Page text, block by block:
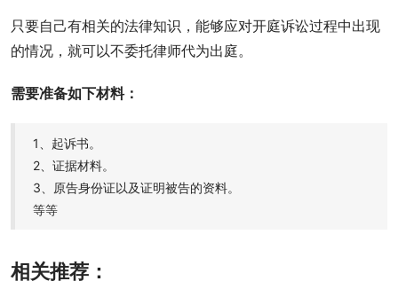
只要自己有相关的法律知识，能够应对开庭诉讼过程中出现
的情况，就可以不委托律师代为出庭。
需要准备如下材料：
1、起诉书。
2、证据材料。
3、原告身份证以及证明被告的资料。
等等
相关推荐：